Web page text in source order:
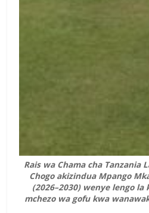
Rais wa Chama cha Tanzania
Chogo akizindua Mpango
(2026–2030) wenye lengo
mchezo wa gofu kwa